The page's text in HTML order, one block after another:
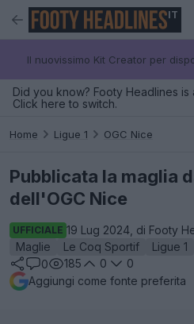
IT
Il nuovissimo Kit Creator per
Did you know? Footy Headlines is
Click here to switch.
Home Ligue 1 OGC Nice
Pubblicata la maglia
dell'OGC Nice
UFFICIALE 19 Lug 2024, di Footy
Maglie
Le Coq Sportif Ligue 1
0
185 0
0
Aggiungi come fonte preferita